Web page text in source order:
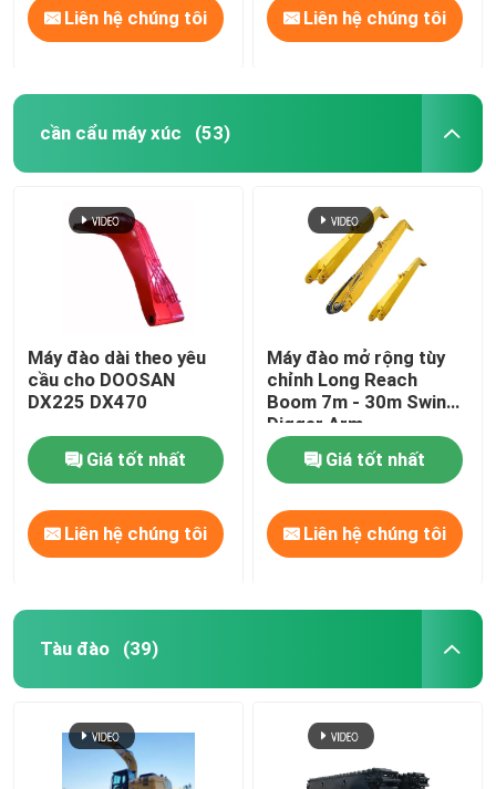
Liên hệ chúng tôi Liên hệ chúng tôi
cần cẩu máy xúc (53)
Máy đào dài theo yêu
cầu cho DOOSAN
DX225 DX470
Giá tốt nhất
Liên hệ chúng tôi
Máy đào mở rộng tùy
chỉnh Long Reach
Boom 7m - 30m Swing
Digger Arm
Giá tốt nhất
Liên hệ chúng tôi
Tàu đào (39)